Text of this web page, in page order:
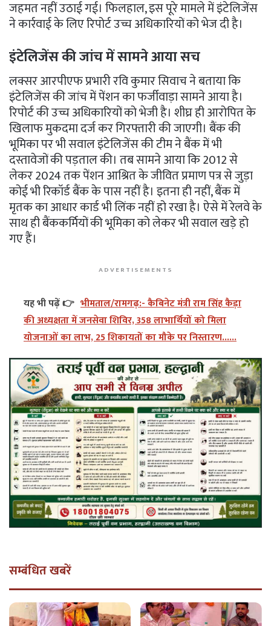
जहमत नहीं उठाई गई। फिलहाल, इस पूरे मामले में इंटेलिजेंस
ने कार्रवाई के लिए रिपोर्ट उच्च अधिकारियों को भेज दी है।
इंटेलिजेंस की जांच में सामने आया सच
लक्सर आरपीएफ प्रभारी रवि कुमार सिवाच ने बताया कि
इंटेलिजेंस की जांच में पेंशन का फर्जीवाड़ा सामने आया है।
रिपोर्ट की उच्च अधिकारियों को भेजी है। शीघ्र ही आरोपित के
खिलाफ मुकदमा दर्ज कर गिरफ्तारी की जाएगी। बैंक की
भूमिका पर भी सवाल इंटेलिजेंस की टीम ने बैंक में भी
दस्तावेजों की पड़ताल की। तब सामने आया कि 2012 से
लेकर 2024 तक पेंशन आश्रित के जीवित प्रमाण पत्र से जुड़ा
कोई भी रिकॉर्ड बैंक के पास नहीं है। इतना ही नहीं, बैंक में
मृतक का आधार कार्ड भी लिंक नहीं हो रखा है। ऐसे में रेलवे के
साथ ही बैंककर्मियों की भूमिका को लेकर भी सवाल खड़े हो
गए हैं।
ADVERTISEMENTS
यह भी पढ़ें 👉 भीमताल/रामगढ़:- कैबिनेट मंत्री राम सिंह कैड़ा
की अध्यक्षता में जनसेवा शिविर, 358 लाभार्थियों को मिला
योजनाओं का लाभ, 25 शिकायतों का मौके पर निस्तारण......
सम्बंधित खबरें